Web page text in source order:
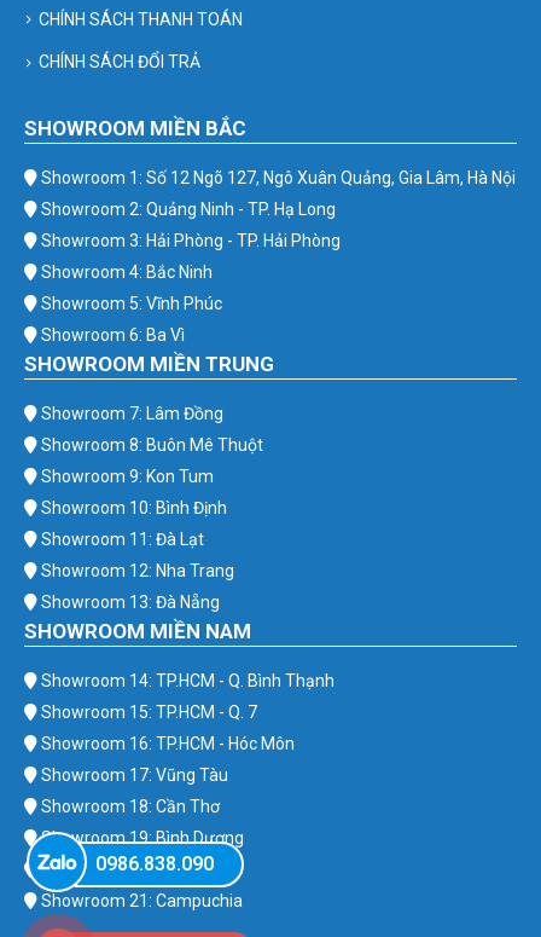
CHÍNH SÁCH THANH TOÁN
CHÍNH SÁCH ĐỔI TRẢ
SHOWROOM MIỀN BẮC
Showroom 1: Số 12 Ngõ 127, Ngô Xuân Quảng, Gia Lâm, Hà Nội
Showroom 2: Quảng Ninh - TP. Hạ Long
Showroom 3: Hải Phòng - TP. Hải Phòng
Showroom 4: Bắc Ninh
Showroom 5: Vĩnh Phúc
Showroom 6: Ba Vì
SHOWROOM MIỀN TRUNG
Showroom 7: Lâm Đồng
Showroom 8: Buôn Mê Thuột
Showroom 9: Kon Tum
Showroom 10: Bình Định
Showroom 11: Đà Lạt
Showroom 12: Nha Trang
Showroom 13: Đà Nẵng
SHOWROOM MIỀN NAM
Showroom 14: TP.HCM - Q. Bình Thạnh
Showroom 15: TP.HCM - Q. 7
Showroom 16: TP.HCM - Hóc Môn
Showroom 17: Vũng Tàu
Showroom 18: Cần Thơ
Showroom 19: Bình Dương
Showroom 20: Bình Phước
Showroom 21: Campuchia
0986.838.090